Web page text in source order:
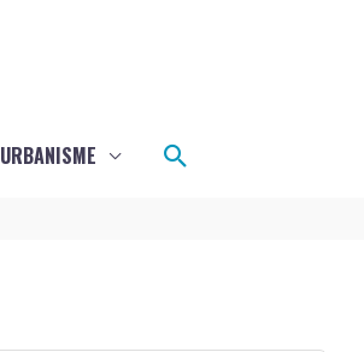
URBANISME Rechercher